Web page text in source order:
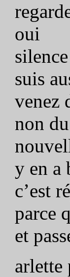
oui
silence
suis
venez
non
y en a
c’est
parce
et
arlette